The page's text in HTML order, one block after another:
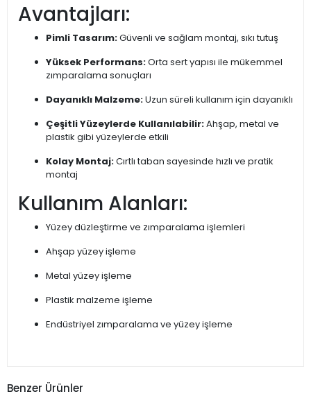
Avantajları:
Pimli Tasarım:Güvenli ve sağlam montaj, sıkı tutuş
Yüksek Performans:Orta sert yapısı ile mükemmel
zımparalama sonuçları
Dayanıklı Malzeme:Uzun süreli kullanım için dayanıklı
Çeşitli Yüzeylerde Kullanılabilir:Ahşap, metal ve
plastik gibi yüzeylerde etkili
Kolay Montaj:Cırtlı taban sayesinde hızlı ve pratik
montaj
Kullanım Alanları:
Yüzey düzleştirme ve zımparalama işlemleri
Ahşap yüzey işleme
Metal yüzey işleme
Plastik malzeme işleme
Endüstriyel zımparalama ve yüzey işleme
Benzer Ürünler